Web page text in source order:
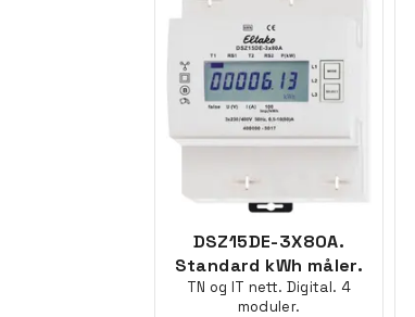
DSZ15DE-3X80A.
Standard kWh måler.
TN og IT nett. Digital. 4
moduler.